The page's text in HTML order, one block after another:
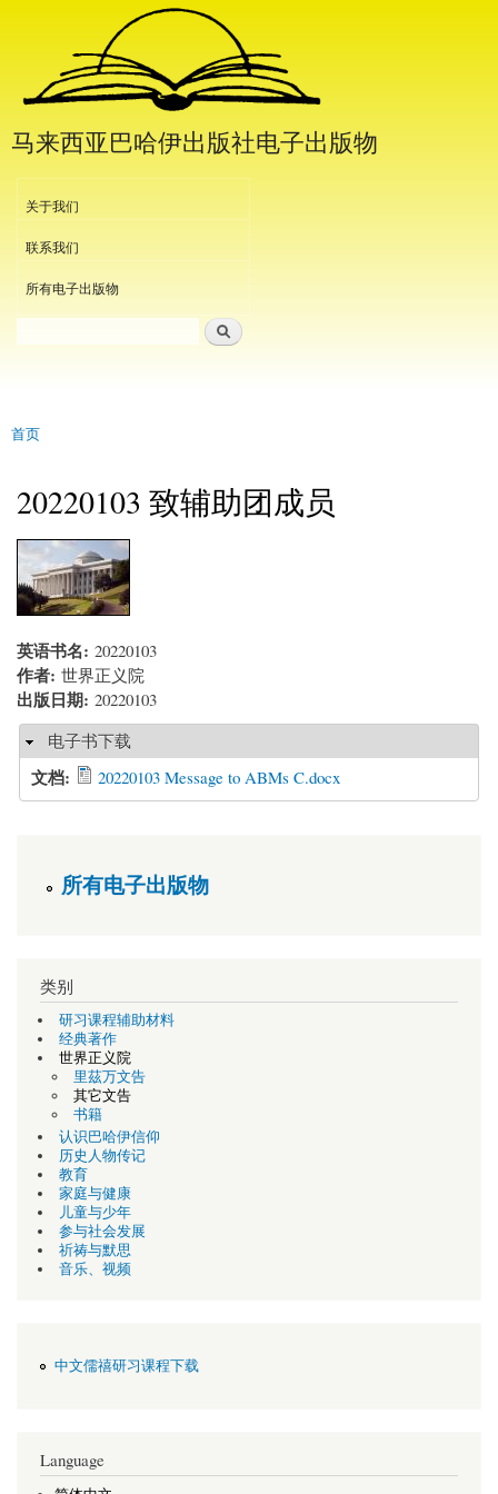
跳
主
要
内
容
马来西亚巴哈伊出版社电子出版物
Header Menu
关于我们
联系我们
所有电子出版物
当前位置
首页
20220103 致辅助团成员
英语书名: 20220103
作者: 世界正义院
出版日期: 20220103
隐藏电子书下载
文档: 20220103 Message to ABMs C.docx
所有电子出版物
类别
研习课程辅助材料
经典著作
世界正义院
里茲万文告
其它文告
书籍
认识巴哈伊信仰
历史人物传记
教育
家庭与健康
儿童与少年
参与社会发展
祈祷与默思
音乐、视频
中文儒禧研习课程下载
Language